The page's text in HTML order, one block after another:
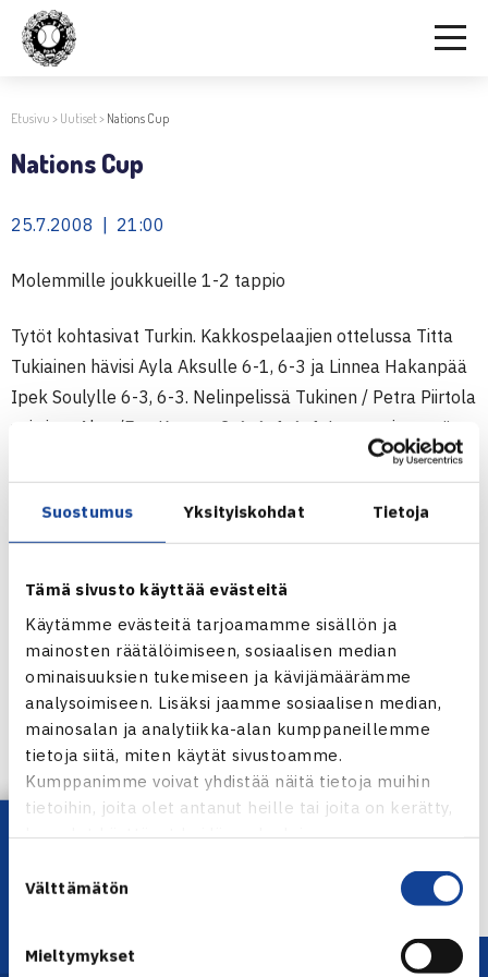
Suostumus Yksityiskohdat Tietoja
Tämä sivusto käyttää evästeitä
Käytämme evästeitä tarjoamamme sisällön ja
mainosten räätälöimiseen, sosiaalisen median
ominaisuuksien tukemiseen ja kävijämäärämme
analysoimiseen. Lisäksi jaamme sosiaalisen median,
mainosalan ja analytiikka-alan kumppaneillemme
tietoja siitä, miten käytät sivustoamme.
Kumppanimme voivat yhdistää näitä tietoja muihin
tietoihin, joita olet antanut heille tai joita on kerätty,
kun olet käyttänyt heidän palvelujaan.
valinta
Välttämätön
Mieltymykset
Etusivu > Uutiset> Nations Cup
Nations Cup
25.7.2008 | 21:00
Molemmille joukkueille 1-2 tappio
Tytöt kohtasivat Turkin. Kakkospelaajien ottelussa Titta
Tukiainen hävisi Ayla Aksulle 6-1, 6-3 ja Linnea Hakanpää
Ipek Soulylle 6-3, 6-3. Nelinpelissä Tukinen / Petra Piirtola
voittivat Aksu/Ece Kuscun 2-6, 6-4, 6-4. Lauantaina tytöt
Pojat pelasivat perjantaina Latviaa vastaan.
Kakkospelaajien ottelussa Panu Virtanen voitti Mikus
hävisivät latvialaisparille Losbergs/Slobodkins 6-3, 6-3.
Nations Cup
Jaa:
Seuraava uutinen: Nuorten EM-kilpailut… →
Lataa OmaTennis!